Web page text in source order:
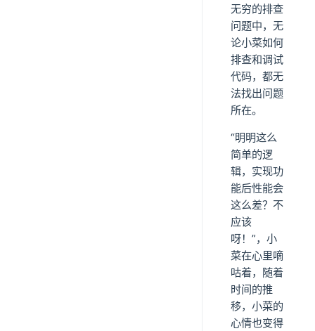
无穷的排查
问题中，无
论小菜如何
排查和调试
代码，都无
法找出问题
所在。
“明明这么
简单的逻
辑，实现功
能后性能会
这么差？不
应该
呀！”，小
菜在心里嘀
咕着，随着
时间的推
移，小菜的
心情也变得